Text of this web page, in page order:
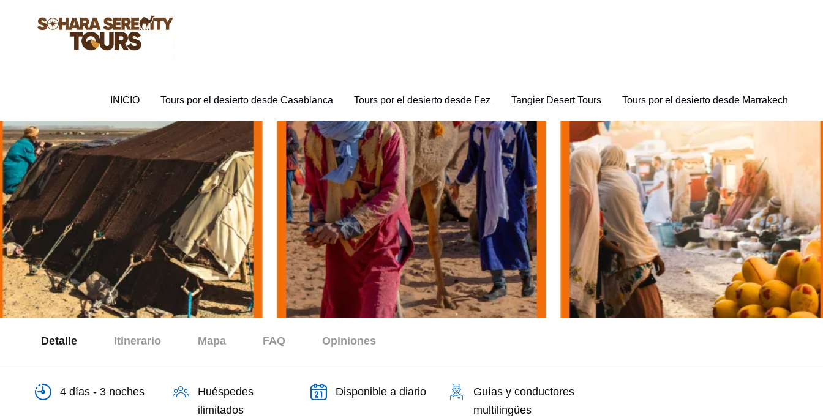
INICIO Tours por el desierto desde Casablanca Tours por el desierto desde Fez Tangier Desert Tours Tours por el desierto desde Marrakech
Tours por el desierto desde Fez: 4 días
(679 Reviews)
Detalle Itinerario Mapa FAQ Opiniones
4 días - 3 noches
Huéspedes
ilimitados
Disponible a diario
Guías y conductores
multilingües